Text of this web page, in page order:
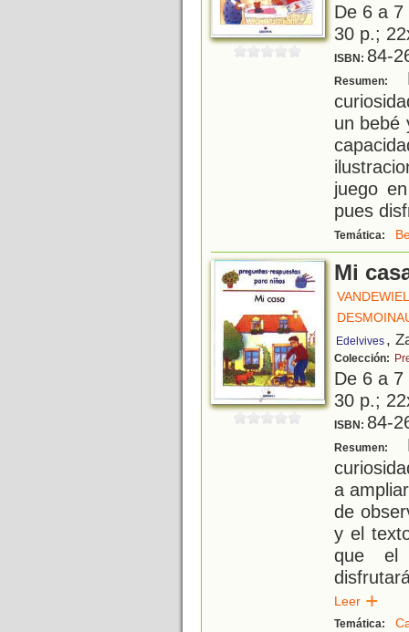
De 6 a
30 p.;
ISBN: 84-
Resumen:
un bebé
juego
pues
Temática:
Mi
Edelvives ,
Colección:
De 6 a
30 p.;
ISBN: 84-
Resumen:
a
de
y el
que el
Leer
Temática: